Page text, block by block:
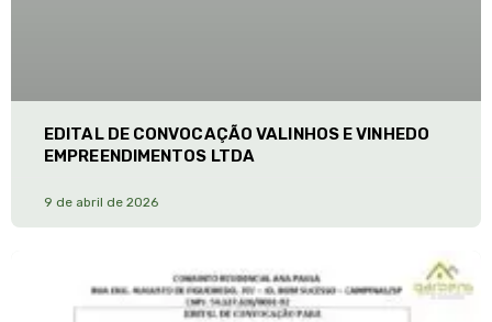
EDITAL DE CONVOCAÇÃO VALINHOS E VINHEDO
EMPREENDIMENTOS LTDA
9 de abril de 2026